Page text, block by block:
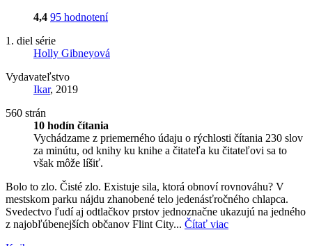
4,4 95 hodnotení
1. diel série
Holly Gibneyová
Vydavateľstvo
Ikar, 2019
560 strán
10 hodín čítania
Vychádzame z priemerného údaju o rýchlosti čítania 230 slov
za minútu, od knihy ku knihe a čitateľa ku čitateľovi sa to
však môže líšiť.
Bolo to zlo. Čisté zlo. Existuje sila, ktorá obnoví rovnováhu? V
mestskom parku nájdu zhanobené telo jedenásťročného chlapca.
Svedectvo ľudí aj odtlačkov prstov jednoznačne ukazujú na jedného
z najobľúbenejších občanov Flint City... Čítať viac